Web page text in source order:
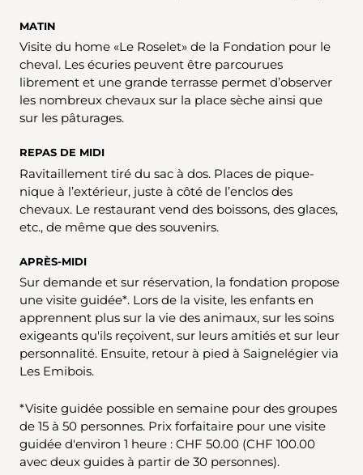
MATIN
Visite du home «Le Roselet» de la Fondation pour le
cheval. Les écuries peuvent être parcourues
librement et une grande terrasse permet d’observer
les nombreux chevaux sur la place sèche ainsi que
sur les pâturages.
REPAS DE MIDI
Ravitaillement tiré du sac à dos. Places de pique-
nique à l’extérieur, juste à côté de l’enclos des
chevaux. Le restaurant vend des boissons, des glaces,
etc., de même que des souvenirs.
APRÈS-MIDI
Sur demande et sur réservation, la fondation propose
une visite guidée*. Lors de la visite, les enfants en
apprennent plus sur la vie des animaux, sur les soins
exigeants qu'ils reçoivent, sur leurs amitiés et sur leur
personnalité. Ensuite, retour à pied à Saignelégier via
Les Emibois.
*Visite guidée possible en semaine pour des groupes
de 15 à 50 personnes. Prix forfaitaire pour une visite
guidée d'environ 1 heure : CHF 50.00 (CHF 100.00
avec deux guides à partir de 30 personnes).